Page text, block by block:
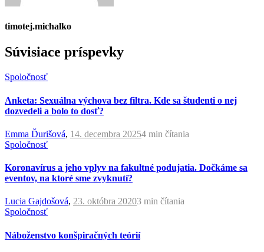
timotej.michalko
Súvisiace príspevky
Spoločnosť
Anketa: Sexuálna výchova bez filtra. Kde sa študenti o nej
dozvedeli a bolo to dosť?
Emma Ďurišová, 14. decembra 20254 min čítania
Spoločnosť
Koronavírus a jeho vplyv na fakultné podujatia. Dočkáme sa
eventov, na ktoré sme zvyknutí?
Lucia Gajdošová, 23. októbra 20203 min čítania
Spoločnosť
Náboženstvo konšpiračných teórií